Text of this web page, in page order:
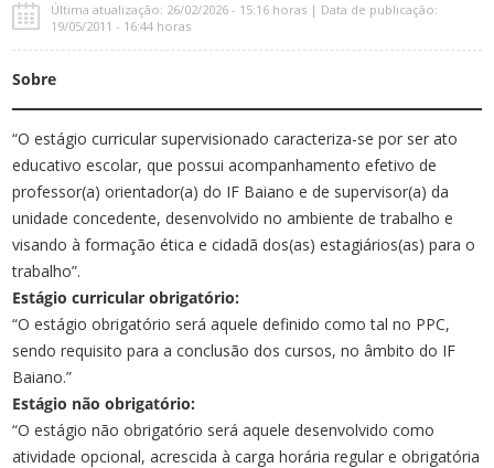
Última atualização: 26/02/2026 - 15:16 horas | Data de publicação:
19/05/2011 - 16:44 horas
Sobre
“O estágio curricular supervisionado caracteriza-se por ser ato
educativo escolar, que possui acompanhamento efetivo de
professor(a) orientador(a) do IF Baiano e de supervisor(a) da
unidade concedente, desenvolvido no ambiente de trabalho e
visando à formação ética e cidadã dos(as) estagiários(as) para o
trabalho”.
Estágio curricular obrigatório:
“O estágio obrigatório será aquele definido como tal no PPC,
sendo requisito para a conclusão dos cursos, no âmbito do IF
Baiano.”
Estágio não obrigatório:
“O estágio não obrigatório será aquele desenvolvido como
atividade opcional, acrescida à carga horária regular e obrigatória